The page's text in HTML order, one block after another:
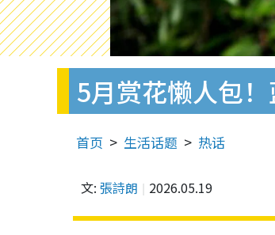
5月赏花懒人包
首页 生活话题 热话
文: 張詩朗 2026.05.19